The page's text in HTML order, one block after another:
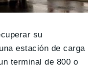
su
estación de carga
terminal de 800 o